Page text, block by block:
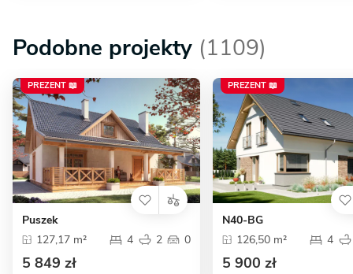
Podobne projekty (1109)
PREZENT 📖
Puszek
127,17 m²
4 2 0
5 849 zł
PREZENT 📖
N40-BG
126,50 m²
4
5 900 zł